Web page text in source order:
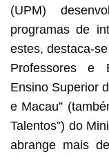
(UPM)
programas de
estes, destaca-
Professores e
Ensino Superior
e Macau”
Talentos”) do
abrange mais